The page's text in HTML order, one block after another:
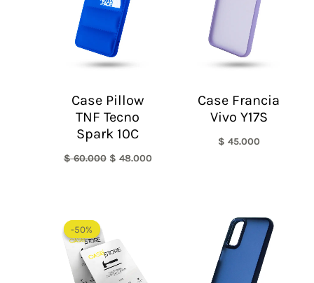
Case Pillow
TNF Tecno
Spark 10C
$60.000 $ 48.000
Case Francia
Vivo Y17S
$ 45.000
-50%
-50%
era:
$ 60.000.